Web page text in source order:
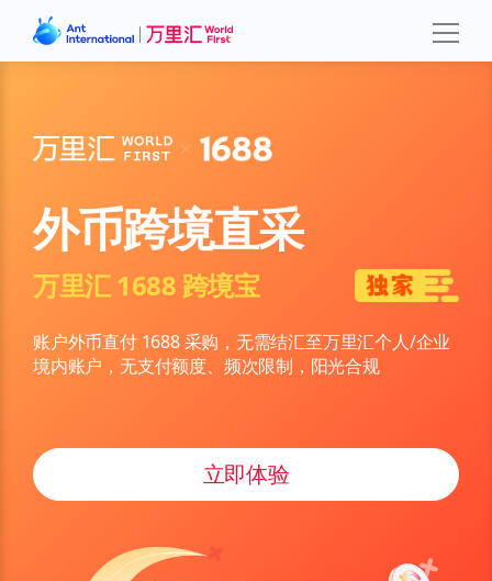
外币跨境直采
万里汇 1688 跨境宝
账户外币直付 1688 采购，无需结汇至万里汇个人/企业
境内账户，无支付额度、频次限制，阳光合规
立即体验